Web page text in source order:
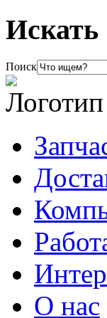
Искать
Поиск
О нас